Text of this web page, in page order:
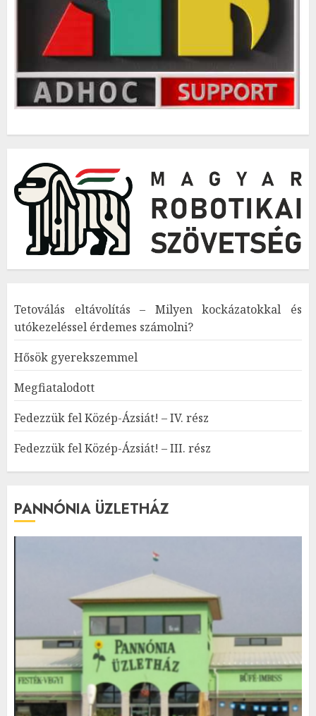
Tetoválás eltávolítás – Milyen kockázatokkal és
utókezeléssel érdemes számolni?
Hősök gyerekszemmel
Megfiatalodott
Fedezzük fel Közép-Ázsiát! – IV. rész
Fedezzük fel Közép-Ázsiát! – III. rész
PANNÓNIA ÜZLETHÁZ